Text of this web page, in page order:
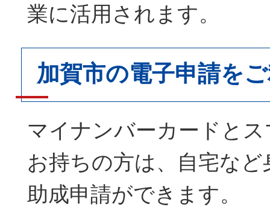
業に活用されます。
加賀市の電子申請を
マイナンバーカードと
お持ちの方は、自宅な
助成申請ができます。